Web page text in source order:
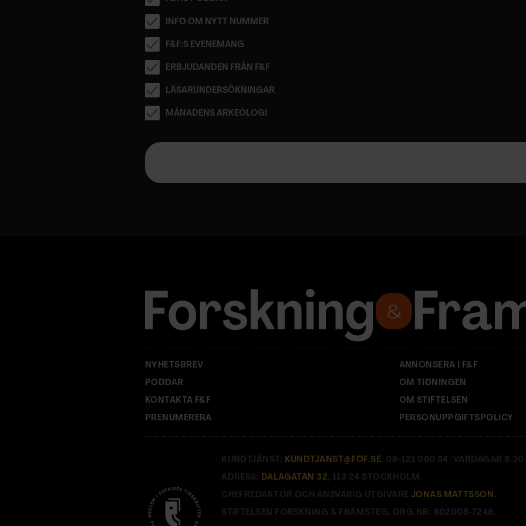
INFO OM NYTT NUMMER
F&F:S EVENEMANG
ERBJUDANDEN FRÅN F&F
LÄSARUNDERSÖKNINGAR
MÅNADENS ARKEOLOGI
E
p
s
NYHETSBREV
PODDAR
KONTAKTA F&F
PRENUMERERA
ANNONSERA I F&F
OM TIDNINGEN
OM STIFTELSEN
PERSONUPPGIFTSPOLICY
KUNDTJÄNST: KUNDTJANST@FOF.SE, 08-121 060 64 (VARDAGAR
ADRESS: DALAGATAN 32 , 113 24 STOCKHOLM.
CHEFREDAKTÖR OCH ANSVARIG UTGIVARE JONAS MATTSSON .
STIFTELSEN FORSKNING & FRAMSTEG. ORG.NR: 802008-7246.